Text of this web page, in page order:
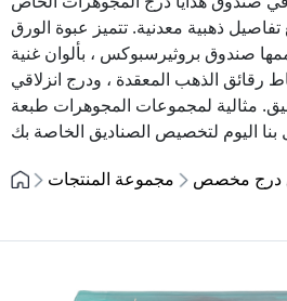
ذهبية معدنية. تتميز عبوة الورق
صندوق بروثيرسبوكس ، بألوان غنية
رقائق الذهب المعقدة ، ودرج انزلاقي
لمجموعات المجوهرات طبعة
مجموعة المنتجات
درج مخصص